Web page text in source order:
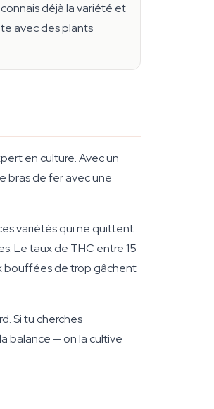
déjà la variété et
avec des plants
en culture. Avec un
bras de fer avec une
variétés qui ne quittent
Le taux de THC entre 15
bouffées de trop gâchent
Si tu cherches
balance — on la cultive